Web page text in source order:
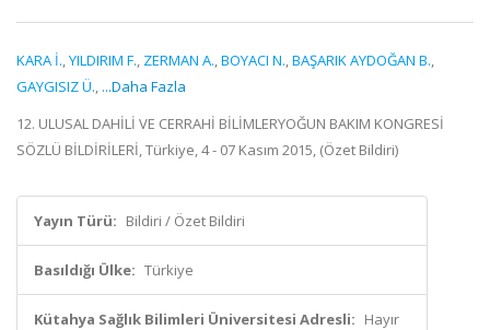
KARA İ.,YILDIRIM F., ZERMAN A.,BOYACI N.,BAŞARIK AYDOĞAN B.,
GAYGISIZ Ü., ...Daha Fazla
12. ULUSAL DAHİLİ VE CERRAHİ BİLİMLERYOĞUN BAKIM KONGRESİ
SÖZLÜ BİLDİRİLERİ, Türkiye, 4 - 07 Kasım 2015, (Özet Bildiri)
Yayın Türü: Bildiri / Özet Bildiri
Basıldığı Ülke: Türkiye
Kütahya Sağlık Bilimleri Üniversitesi Adresli: Hayır